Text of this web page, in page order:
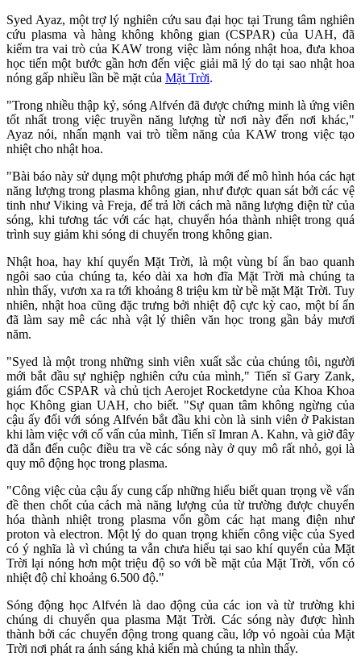
Syed Ayaz, một trợ lý nghiên cứu sau đại học tại Trung tâm nghiên
cứu plasma và hàng không không gian (CSPAR) của UAH, đã
kiểm tra vai trò của KAW trong việc làm nóng nhật hoa, đưa khoa
học tiến một bước gần hơn đến việc giải mã lý do tại sao nhật hoa
nóng gấp nhiều lần bề mặt của Mặt Trời.
"Trong nhiều thập kỷ, sóng Alfvén đã được chứng minh là ứng viên
tốt nhất trong việc truyền năng lượng từ nơi này đến nơi khác,"
Ayaz nói, nhấn mạnh vai trò tiềm năng của KAW trong việc tạo
nhiệt cho nhật hoa.
"Bài báo này sử dụng một phương pháp mới để mô hình hóa các hạt
năng lượng trong plasma không gian, như được quan sát bởi các vệ
tinh như Viking và Freja, để trả lời cách mà năng lượng điện từ của
sóng, khi tương tác với các hạt, chuyển hóa thành nhiệt trong quá
trình suy giảm khi sóng di chuyển trong không gian.
Nhật hoa, hay khí quyển Mặt Trời, là một vùng bí ẩn bao quanh
ngôi sao của chúng ta, kéo dài xa hơn đĩa Mặt Trời mà chúng ta
nhìn thấy, vươn xa ra tới khoảng 8 triệu km từ bề mặt Mặt Trời. Tuy
nhiên, nhật hoa cũng đặc trưng bởi nhiệt độ cực kỳ cao, một bí ẩn
đã làm say mê các nhà vật lý thiên văn học trong gần bảy mươi
năm.
"Syed là một trong những sinh viên xuất sắc của chúng tôi, người
mới bắt đầu sự nghiệp nghiên cứu của mình," Tiến sĩ Gary Zank,
giám đốc CSPAR và chủ tịch Aerojet Rocketdyne của Khoa Khoa
học Không gian UAH, cho biết. "Sự quan tâm không ngừng của
cậu ấy đối với sóng Alfvén bắt đầu khi còn là sinh viên ở Pakistan
khi làm việc với cố vấn của mình, Tiến sĩ Imran A. Kahn, và giờ đây
đã dẫn đến cuộc điều tra về các sóng này ở quy mô rất nhỏ, gọi là
quy mô động học trong plasma.
"Công việc của cậu ấy cung cấp những hiểu biết quan trọng về vấn
đề then chốt của cách mà năng lượng của từ trường được chuyển
hóa thành nhiệt trong plasma vốn gồm các hạt mang điện như
proton và electron. Một lý do quan trọng khiến công việc của Syed
có ý nghĩa là vì chúng ta vẫn chưa hiểu tại sao khí quyển của Mặt
Trời lại nóng hơn một triệu độ so với bề mặt của Mặt Trời, vốn có
nhiệt độ chỉ khoảng 6.500 độ."
Sóng động học Alfvén là dao động của các ion và từ trường khi
chúng di chuyển qua plasma Mặt Trời. Các sóng này được hình
thành bởi các chuyển động trong quang cầu, lớp vỏ ngoài của Mặt
Trời nơi phát ra ánh sáng khả kiến mà chúng ta nhìn thấy.